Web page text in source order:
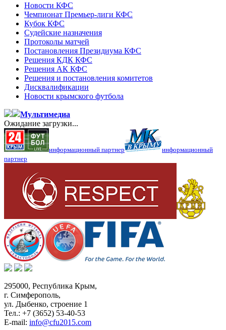
Новости КФС
Чемпионат Премьер-лиги КФС
Кубок КФС
Судейские назначения
Протоколы матчей
Постановления Президиума КФС
Решения КДК КФС
Решения АК КФС
Решения и постановления комитетов
Дисквалификации
Новости крымского футбола
Мультимедиа
Ожидание загрузки...
информационный партнер
информационный
партнер
295000, Республика Крым,
г. Симферополь,
ул. Дыбенко, строение 1
Тел.: +7 (3652) 53-40-53
E-mail: info@cfu2015.com